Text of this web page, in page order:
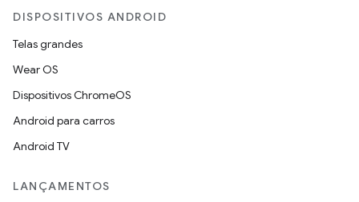
DISPOSITIVOS ANDROID
Telas grandes
Wear OS
Dispositivos ChromeOS
Android para carros
Android TV
LANÇAMENTOS